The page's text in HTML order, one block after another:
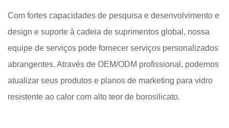
Com fortes capacidades de pesquisa e desenvolvimento e
design e suporte à cadeia de suprimentos global, nossa
equipe de serviços pode fornecer serviços personalizados
abrangentes. Através de OEM/ODM profissional, podemos
atualizar seus produtos e planos de marketing para vidro
resistente ao calor com alto teor de borosilicato.